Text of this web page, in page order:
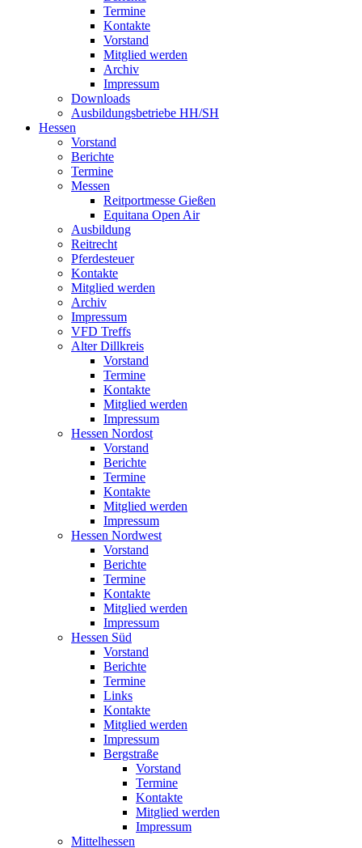
Termine
Kontakte
Vorstand
Mitglied werden
Archiv
Impressum
Downloads
Ausbildungsbetriebe HH/SH
Hessen
Vorstand
Berichte
Termine
Messen
Reitportmesse Gießen
Equitana Open Air
Ausbildung
Reitrecht
Pferdesteuer
Kontakte
Mitglied werden
Archiv
Impressum
VFD Treffs
Alter Dillkreis
Vorstand
Termine
Kontakte
Mitglied werden
Impressum
Hessen Nordost
Vorstand
Berichte
Termine
Kontakte
Mitglied werden
Impressum
Hessen Nordwest
Vorstand
Berichte
Termine
Kontakte
Mitglied werden
Impressum
Hessen Süd
Vorstand
Berichte
Termine
Links
Kontakte
Mitglied werden
Impressum
Bergstraße
Vorstand
Termine
Kontakte
Mitglied werden
Impressum
Mittelhessen